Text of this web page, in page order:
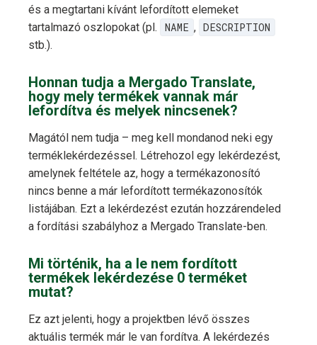
és a megtartani kívánt lefordított elemeket
tartalmazó oszlopokat (pl.
NAME , DESCRIPTION
stb.).
Honnan tudja a Mergado Translate,
hogy mely termékek vannak már
lefordítva és melyek nincsenek?
Magától nem tudja – meg kell mondanod neki egy
terméklekérdezéssel. Létrehozol egy lekérdezést,
amelynek feltétele az, hogy a termékazonosító
nincs benne a már lefordított termékazonosítók
listájában. Ezt a lekérdezést ezután hozzárendeled
a fordítási szabályhoz a Mergado Translate-ben.
Mi történik, ha a le nem fordított
termékek lekérdezése 0 terméket
mutat?
Ez azt jelenti, hogy a projektben lévő összes
aktuális termék már le van fordítva. A lekérdezés